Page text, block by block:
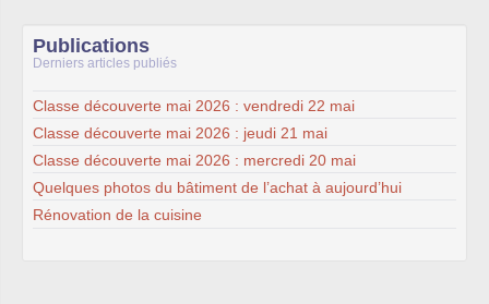
Publications
Derniers articles publiés
Classe découverte mai 2026 : vendredi 22 mai
Classe découverte mai 2026 : jeudi 21 mai
Classe découverte mai 2026 : mercredi 20 mai
Quelques photos du bâtiment de l’achat à aujourd’hui
Rénovation de la cuisine